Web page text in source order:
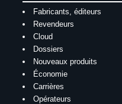
Fabricants, éditeurs
Revendeurs
Cloud
Dossiers
Nouveaux produits
Économie
Carrières
Opérateurs